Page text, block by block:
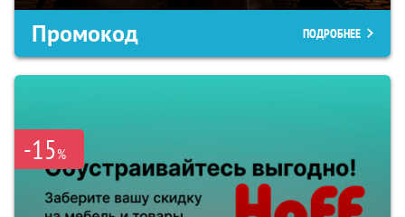
Промокод ПОДРОБНЕЕ
-15%